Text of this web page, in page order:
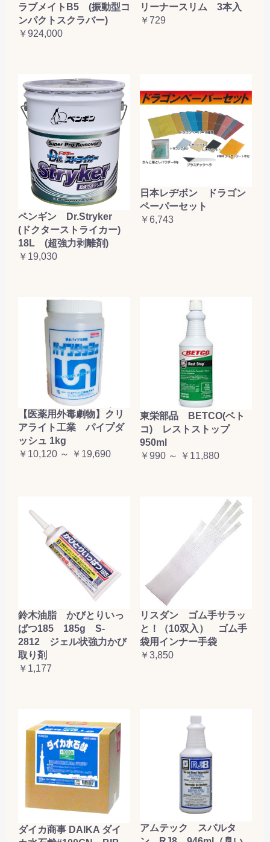
ラブメイトB5 (振動型コ
ンパクトスクラバー)
￥924,000
リーナースリム 3本入
￥729
ペンギン Dr.Stryker
(ドクターストライカー)
18L (超強力剥離剤)
￥19,030
日本レヂボン ドラゴン
ペーパーセット
￥6,743
【医薬用外毒劇物】クリ
アライト工業 パイプダ
ッシュ 1kg
￥10,120 ～ ￥19,690
東栄部品 BETCO(ベト
コ) レストストップ
950ml
￥990 ～ ￥11,880
鈴木油脂 かびとりいっ
ぱつ185 185g S-
2812 ジェル状強力かび
取り剤
￥1,177
リスダン ゴム手サラッ
と！（10双入） ゴム手
袋用インナー手袋
￥3,850
ダイカ商事 DAIKA ダイ
アムテック スパルタ